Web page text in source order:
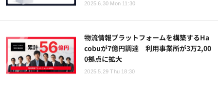
2025.6.30 Mon 11:30
物流情報プラットフォームを構築するHa
cobuが7億円調達 利用事業所が3万2,00
0拠点に拡大
2025.5.29 Thu 18:30